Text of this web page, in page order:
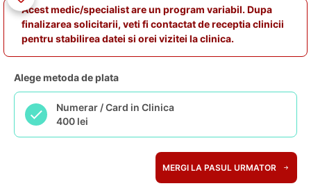
Acest medic/specialist are un program variabil. Dupa
finalizarea solicitarii, veti fi contactat de receptia clinicii
pentru stabilirea datei si orei vizitei la clinica.
Alege metoda de plata
Numerar / Card in Clinica
400 lei
MERGI LA PASUL URMATOR